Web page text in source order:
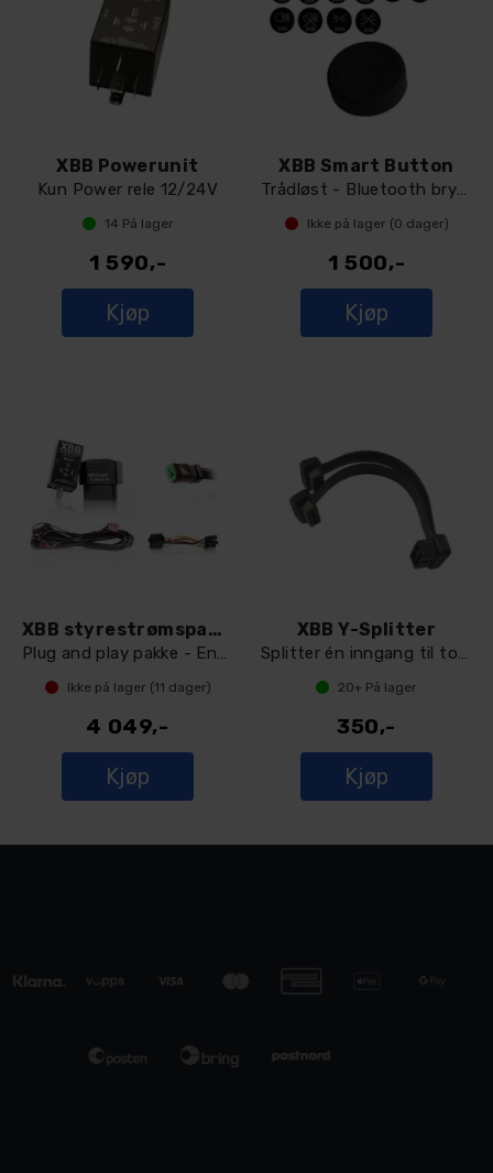
XBB Powerunit
Kun Power rele 12/24V
14 På lager
1 590,-
Kjøp
XBB Smart Button
Trådløst - Bluetooth bryter
Ikke på lager (0 dager)
1 500,-
Kjøp
XBB styrestrømspakke
Plug and play pakke - Enkel montasje
Ikke på lager (11 dager)
4 049,-
Kjøp
XBB Y-Splitter
Splitter én inngang til to utganger
20+ På lager
350,-
Kjøp